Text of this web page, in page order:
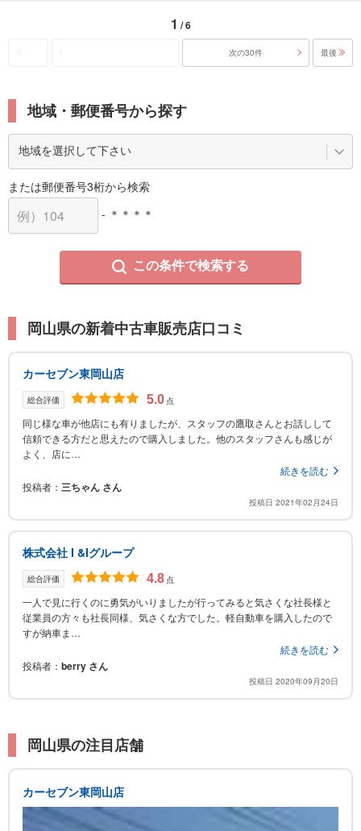
1 / 6
次の30件 最後
地域・郵便番号から探す
または郵便番号3桁から検索
- ＊＊＊＊
この条件で検索する
岡山県の新着中古車販売店口コミ
カーセブン東岡山店
総合評価 5.0 点
同じ様な車が他店にも有りましたが、スタッフの鷹取さんとお話しして
信頼できる方だと思えたので購入しました。他のスタッフさんも感じが
よく、店に…
続きを読む
投稿者
三ちゃん さん
投稿日 2021年02月24日
株式会社 I &Iグループ
総合評価 4.8 点
一人で見に行くのに勇気がいりましたが行ってみると気さくな社長様と
従業員の方々も社長同様、気さくな方でした。軽自動車を購入したので
すが納車ま…
続きを読む
投稿者
berry さん
投稿日 2020年09月20日
岡山県の注目店舗
カーセブン東岡山店